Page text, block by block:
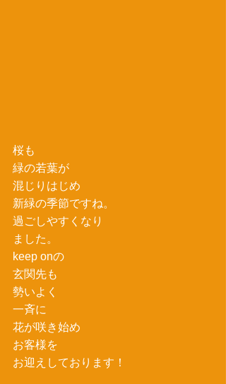
桜も
緑の若葉が
混じりはじめ
新緑の季節ですね。
過ごしやすくなり
ました。
keep onの
玄関先も
勢いよく
一斉に
花が咲き始め
お客様を
お迎えしております！